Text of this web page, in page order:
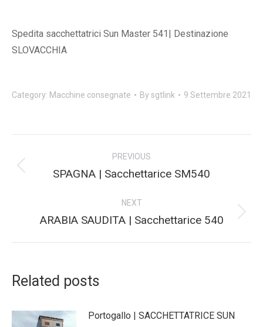
Spedita sacchettatrici Sun Master 541| Destinazione
SLOVACCHIA
Category: Macchine consegnate By sgtlink 9 Settembre 2021
navigation
PREVIOUS
Previous
SPAGNA | Sacchettarice SM540
NEXT
Next
ARABIA SAUDITA | Sacchettarice 540
Related posts
Portogallo | SACCHETTATRICE SUN